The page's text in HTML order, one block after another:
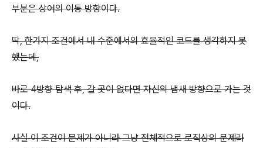
부분은 상어의 이동 방향이다.
딱, 한가지 조건에서 내 수준에서의 효율적인 코드를 생각하지 못
했는데,
바로 4방향 탐색 후, 갈 곳이 없다면 자신의 냄새 방향으로 가는 것
이다.
사실 이 조건이 문제가 아니라 그냥 전체적으로 로직상의 문제라